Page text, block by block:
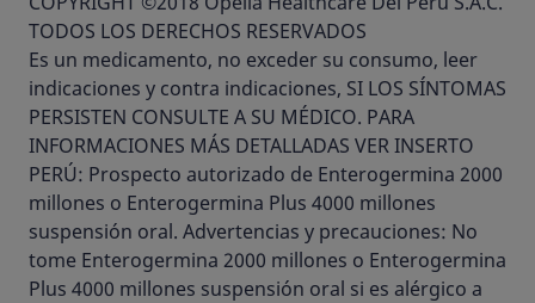
TODOS LOS DERECHOS RESERVADOS
Es un medicamento, no exceder su consumo, leer
indicaciones y contra indicaciones, SI LOS SÍNTOMAS
PERSISTEN CONSULTE A SU MÉDICO. PARA
INFORMACIONES MÁS DETALLADAS VER INSERTO
PERÚ: Prospecto autorizado de Enterogermina 2000
millones o Enterogermina Plus 4000 millones
suspensión oral. Advertencias y precauciones: No
tome Enterogermina 2000 millones o Enterogermina
Plus 4000 millones suspensión oral si es alérgico a